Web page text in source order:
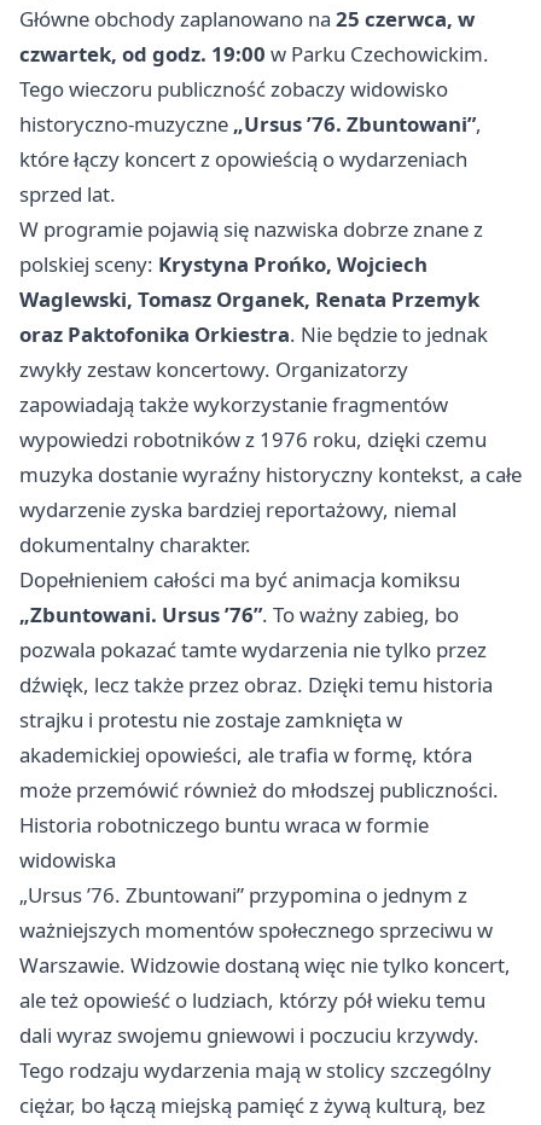
Główne obchody zaplanowano na 25 czerwca, w
czwartek, od godz. 19:00 w Parku Czechowickim.
Tego wieczoru publiczność zobaczy widowisko
historyczno-muzyczne „Ursus ’76. Zbuntowani”,
które łączy koncert z opowieścią o wydarzeniach
sprzed lat.
W programie pojawią się nazwiska dobrze znane z
polskiej sceny: Krystyna Prońko, Wojciech
Waglewski, Tomasz Organek, Renata Przemyk
oraz Paktofonika Orkiestra. Nie będzie to jednak
zwykły zestaw koncertowy. Organizatorzy
zapowiadają także wykorzystanie fragmentów
wypowiedzi robotników z 1976 roku, dzięki czemu
muzyka dostanie wyraźny historyczny kontekst, a całe
wydarzenie zyska bardziej reportażowy, niemal
dokumentalny charakter.
Dopełnieniem całości ma być animacja komiksu
„Zbuntowani. Ursus ’76”. To ważny zabieg, bo
pozwala pokazać tamte wydarzenia nie tylko przez
dźwięk, lecz także przez obraz. Dzięki temu historia
strajku i protestu nie zostaje zamknięta w
akademickiej opowieści, ale trafia w formę, która
może przemówić również do młodszej publiczności.
Historia robotniczego buntu wraca w formie
widowiska
„Ursus ’76. Zbuntowani” przypomina o jednym z
ważniejszych momentów społecznego sprzeciwu w
Warszawie. Widzowie dostaną więc nie tylko koncert,
ale też opowieść o ludziach, którzy pół wieku temu
dali wyraz swojemu gniewowi i poczuciu krzywdy.
Tego rodzaju wydarzenia mają w stolicy szczególny
ciężar, bo łączą miejską pamięć z żywą kulturą, bez